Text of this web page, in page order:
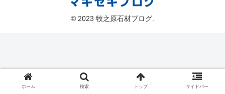
© 2023 牧之原石材ブログ.
ホーム 検索 トップ サイドバー